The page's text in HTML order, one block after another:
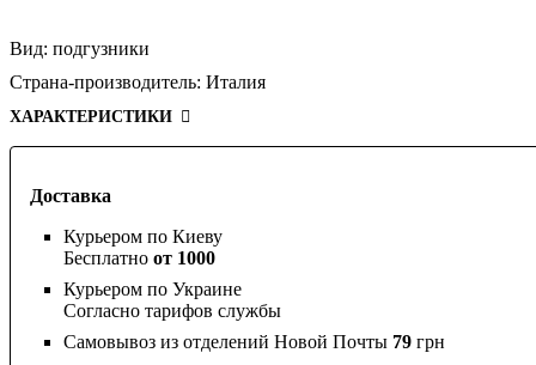
Доставка
Курьером по Киеву
Бесплатно от 1000
Курьером по Украине
Согласно тарифов службы
Самовывоз из отделений Новой Почты 79 грн
Вид: подгузники
Страна-производитель: Италия
ХАРАКТЕРИСТИКИ